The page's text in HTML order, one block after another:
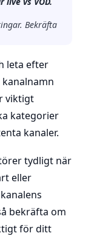
Bekräfta
leta efter
viktigt
kategorier
kanaler.
tydligt när
eller
bekräfta om
för ditt